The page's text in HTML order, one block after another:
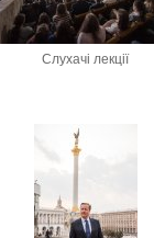
Слухачі лекції